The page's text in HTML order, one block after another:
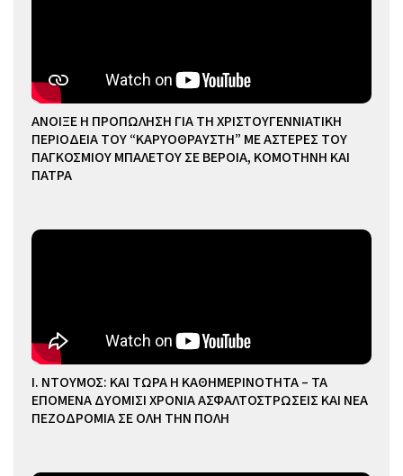
ΑΝΟΙΞΕ Η ΠΡΟΠΩΛΗΣΗ ΓΙΑ ΤΗ ΧΡΙΣΤΟΥΓΕΝΝΙΑΤΙΚΗ
ΠΕΡΙΟΔΕΙΑ ΤΟΥ “ΚΑΡΥΟΘΡΑΥΣΤΗ” ΜΕ ΑΣΤΕΡΕΣ ΤΟΥ
ΠΑΓΚΟΣΜΙΟΥ ΜΠΑΛΕΤΟΥ ΣΕ ΒΕΡΟΙΑ, ΚΟΜΟΤΗΝΗ ΚΑΙ
ΠΑΤΡΑ
Ι. ΝΤΟΥΜΟΣ: ΚΑΙ ΤΩΡΑ Η ΚΑΘΗΜΕΡΙΝΟΤΗΤΑ – ΤΑ
ΕΠΟΜΕΝΑ ΔΥΟΜΙΣΙ ΧΡΟΝΙΑ ΑΣΦΑΛΤΟΣΤΡΩΣΕΙΣ ΚΑΙ ΝΕΑ
ΠΕΖΟΔΡΟΜΙΑ ΣΕ ΟΛΗ ΤΗΝ ΠΟΛΗ